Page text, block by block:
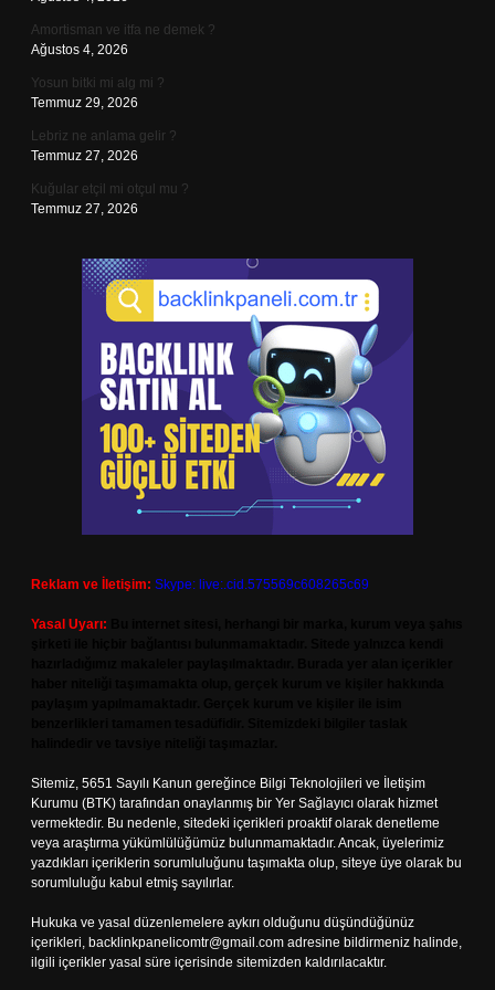
Amortisman ve itfa ne demek ?
Ağustos 4, 2026
Yosun bitki mi alg mi ?
Temmuz 29, 2026
Lebriz ne anlama gelir ?
Temmuz 27, 2026
Kuğular etçil mi otçul mu ?
Temmuz 27, 2026
Reklam ve İletişim: Skype: live:.cid.575569c608265c69
Yasal Uyarı:
Sitemiz, 5651 Sayılı Kanun gereğince Bilgi Teknolojileri ve İletişim
Kurumu (BTK) tarafından onaylanmış bir Yer Sağlayıcı olarak hizmet
vermektedir. Bu nedenle, sitedeki içerikleri proaktif olarak denetleme
veya araştırma yükümlülüğümüz bulunmamaktadır. Ancak, üyelerimiz
yazdıkları içeriklerin sorumluluğunu taşımakta olup, siteye üye olarak bu
sorumluluğu kabul etmiş sayılırlar.
Hukuka ve yasal düzenlemelere aykırı olduğunu düşündüğünüz
içerikleri, backlinkpanelicomtr@gmail.com adresine bildirmeniz halinde,
ilgili içerikler yasal süre içerisinde sitemizden kaldırılacaktır.